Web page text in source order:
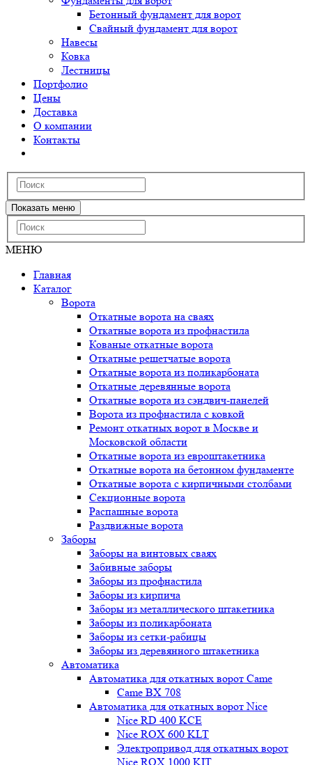
Бетонный фундамент для ворот
Свайный фундамент для ворот
Навесы
Ковка
Лестницы
Портфолио
Цены
Доставка
О компании
Контакты
Показать меню
МЕНЮ
Главная
Каталог
Ворота
Откатные ворота на сваях
Откатные ворота из профнастила
Кованые откатные ворота
Откатные решетчатые ворота
Откатные ворота из поликарбоната
Откатные деревянные ворота
Откатные ворота из сэндвич-панелей
Ворота из профнастила с ковкой
Ремонт откатных ворот в Москве и
Московской области
Откатные ворота из евроштакетника
Откатные ворота на бетонном фундаменте
Откатные ворота с кирпичными столбами
Секционные ворота
Распашные ворота
Раздвижные ворота
Заборы
Заборы на винтовых сваях
Забивные заборы
Заборы из профнастила
Заборы из кирпича
Заборы из металлического штакетника
Заборы из поликарбоната
Заборы из сетки-рабицы
Заборы из деревянного штакетника
Автоматика
Автоматика для откатных ворот Came
Came BX 708
Автоматика для откатных ворот Nice
Nice RD 400 KCE
Nice ROX 600 KLT
Электропривод для откатных ворот
Nice ROX 1000 KIT